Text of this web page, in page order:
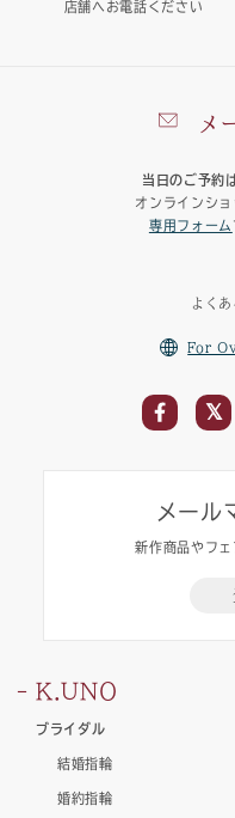
メ
当日のご予約
オンラインシ
専用フォーム
店舗へお電話ください
よく
For
メール
新作商品やフ
K.UNO
ブライダル
結婚指輪
婚約指輪